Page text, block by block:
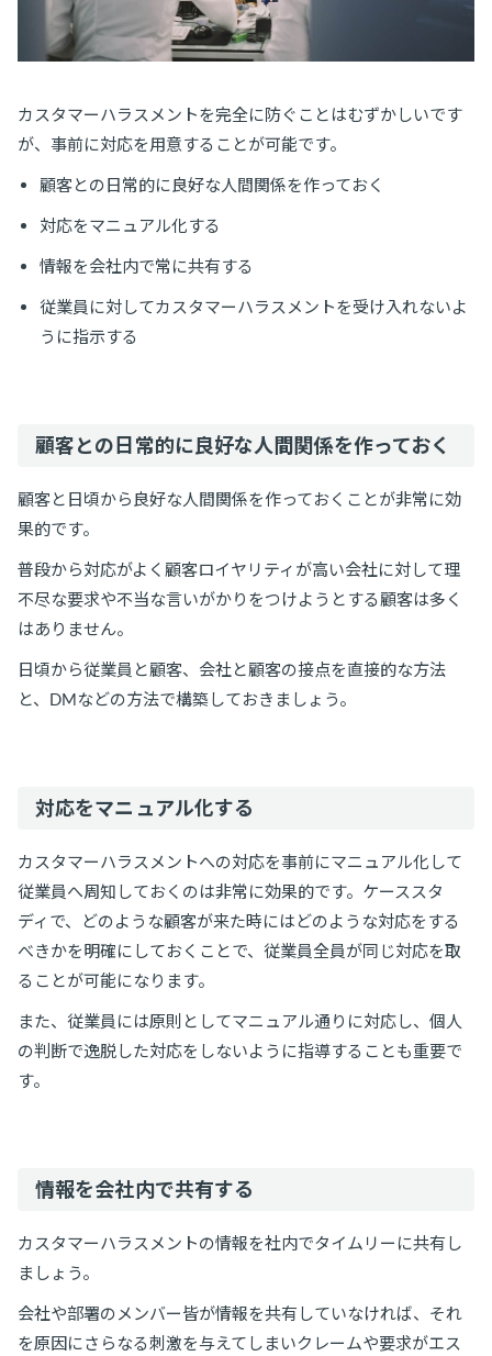
カスタマーハラスメントを完全に防ぐことはむずかしいです
が、事前に対応を用意することが可能です。
顧客との日常的に良好な人間関係を作っておく
対応をマニュアル化する
情報を会社内で常に共有する
従業員に対してカスタマーハラスメントを受け入れないよ
うに指示する
顧客との日常的に良好な人間関係を作っておく
顧客と日頃から良好な人間関係を作っておくことが非常に効
果的です。
普段から対応がよく顧客ロイヤリティが高い会社に対して理
不尽な要求や不当な言いがかりをつけようとする顧客は多く
はありません。
日頃から従業員と顧客、会社と顧客の接点を直接的な方法
と、DMなどの方法で構築しておきましょう。
対応をマニュアル化する
カスタマーハラスメントへの対応を事前にマニュアル化して
従業員へ周知しておくのは非常に効果的です。ケーススタ
ディで、どのような顧客が来た時にはどのような対応をする
べきかを明確にしておくことで、従業員全員が同じ対応を取
ることが可能になります。
また、従業員には原則としてマニュアル通りに対応し、個人
の判断で逸脱した対応をしないように指導することも重要で
す。
情報を会社内で共有する
カスタマーハラスメントの情報を社内でタイムリーに共有し
ましょう。
会社や部署のメンバー皆が情報を共有していなければ、それ
を原因にさらなる刺激を与えてしまいクレームや要求がエス